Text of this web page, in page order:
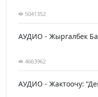
5041352
АУДИО - Жыргалбек
4663962
АУДИО - Жактоочу: